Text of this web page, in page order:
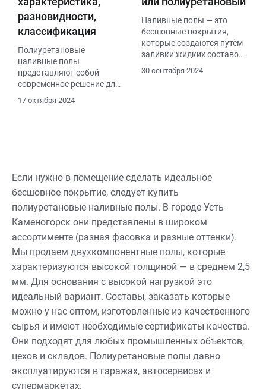
разновидности,
классификация
Полиуретановые
наливные полы
представляют собой
современное решение для
создания прочных и
долговечных покрытий в
17 октября 2024
Наливные полы — это
бесшовные покрытия,
которые создаются путём
заливки жидких составов
на подготовленную
поверхность. Это
30 сентября 2024
Если нужно в помещение сделать идеальное
бесшовное покрытие, следует купить
полиуретановые наливные полы. В городе Усть-
Каменогорск они представлены в широком
ассортименте (разная фасовка и разные оттенки).
Мы продаем двухкомпонентные полы, которые
характеризуются высокой толщиной — в среднем 2,5
мм. Для основания с высокой нагрузкой это
идеальный вариант. Составы, заказать которые
можно у нас оптом, изготовленные из качественного
сырья и имеют необходимые сертификаты качества.
Они подходят для любых промышленных объектов,
цехов и складов. Полиуретановые полы давно
эксплуатируются в гаражах, автосервисах и
супермаркетах.